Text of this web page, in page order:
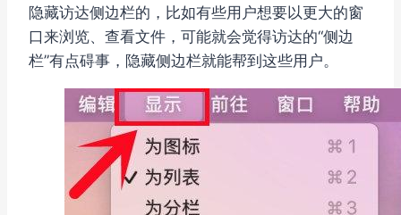
隐藏访达侧边栏的，比如有些用户想要以更大的窗
口来浏览、查看文件，可能就会觉得访达的“侧边
栏”有点碍事，隐藏侧边栏就能帮到这些用户。